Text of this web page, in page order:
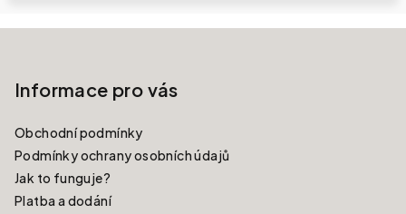
Informace pro vás
Obchodní podmínky
Podmínky ochrany osobních údajů
Jak to funguje?
Platba a dodání